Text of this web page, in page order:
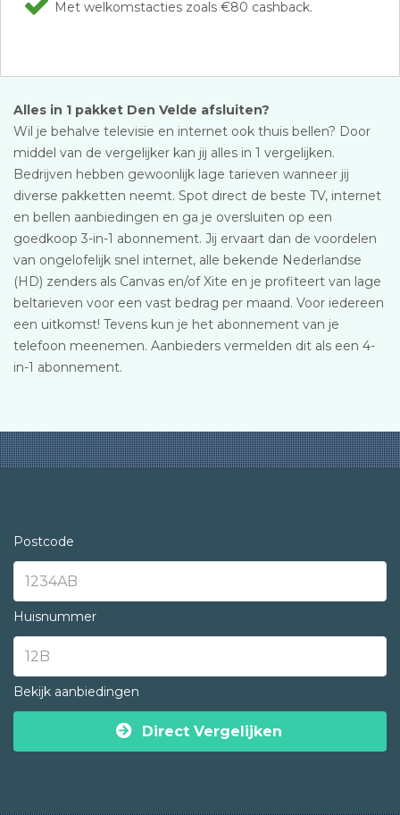
Met welkomstacties zoals €80 cashback.
Alles in 1 pakket Den Velde afsluiten?
Wil je behalve televisie en internet ook thuis bellen? Door
middel van de vergelijker kan jij alles in 1 vergelijken.
Bedrijven hebben gewoonlijk lage tarieven wanneer jij
diverse pakketten neemt. Spot direct de beste TV, internet
en bellen aanbiedingen en ga je oversluiten op een
goedkoop 3-in-1 abonnement. Jij ervaart dan de voordelen
van ongelofelijk snel internet, alle bekende Nederlandse
(HD) zenders als Canvas en/of Xite en je profiteert van lage
beltarieven voor een vast bedrag per maand. Voor iedereen
een uitkomst! Tevens kun je het abonnement van je
telefoon meenemen. Aanbieders vermelden dit als een 4-
in-1 abonnement.
Postcode
Huisnummer
Bekijk aanbiedingen
Direct Vergelijken